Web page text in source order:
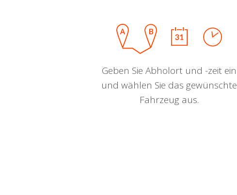
Geben Sie Abholort und -zeit ein
und wählen Sie das gewünschte
Fahrzeug aus.